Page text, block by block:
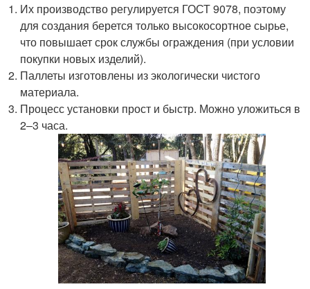
Их производство регулируется ГОСТ 9078, поэтому
для создания берется только высокосортное сырье,
что повышает срок службы ограждения (при условии
покупки новых изделий).
Паллеты изготовлены из экологически чистого
материала.
Процесс установки прост и быстр. Можно уложиться в
2‒3 часа.